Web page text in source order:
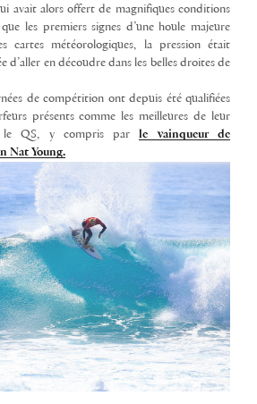
avait alors offert de magnifiques conditions
les premiers signes d’une houle majeure
cartes météorologiques, la pression était
d’aller en découdre dans les belles droites de
de compétition ont depuis été qualifiées
présents comme les meilleures de leur
le QS, y compris parle vainqueur de
Nat Young.